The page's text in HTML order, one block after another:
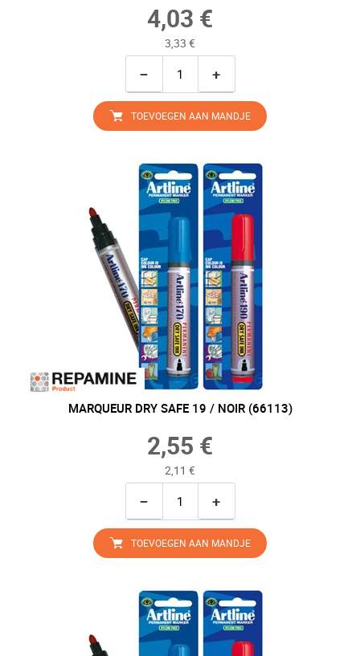
4,03 €
3,33 €
− +
TOEVOEGEN AAN MANDJE
MARQUEUR DRY SAFE 19 / NOIR (66113)
2,55 €
2,11 €
− +
TOEVOEGEN AAN MANDJE